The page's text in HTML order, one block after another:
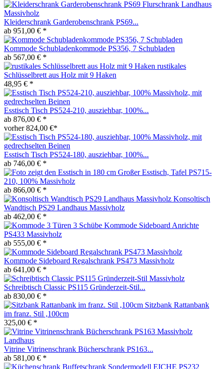
Kleiderschrank Garderobenschrank PS69...
ab 951,00 € *
Kommode Schubladenkommode PS356, 7 Schubladen
ab 567,00 € *
rustikales
Schlüsselbrett aus Holz mit 9 Haken
48,95 € *
Esstisch Tisch PS524-210, ausziehbar, 100%...
ab 876,00 € *
vorher 824,00 €*
Esstisch Tisch PS524-180, ausziehbar, 100%...
ab 746,00 € *
Großer Esstisch, Tafel PS715-
210, 100% Massivholz
ab 866,00 € *
Konsoltisch
Wandtisch PS29 Landhaus Massivholz
ab 462,00 € *
Kommode Sideboard Anrichte
PS433 Massivholz
ab 555,00 € *
Kommode Sideboard Regalschrank PS473 Massivholz
ab 641,00 € *
Schreibtisch Classic PS115 Gründerzeit-Stil...
ab 830,00 € *
Sitzbank Rattanbank
im franz. Stil ,100cm
325,00 € *
Vitrine Vitrinenschrank Bücherschrank PS163...
ab 581,00 € *